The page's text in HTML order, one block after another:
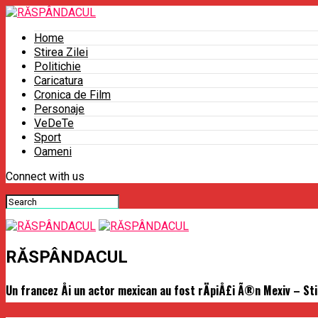
Home
Stirea Zilei
Politichie
Caricatura
Cronica de Film
Personaje
VeDeTe
Sport
Oameni
Connect with us
RĂSPÂNDACUL
Un francez Åi un actor mexican au fost rÄpiÅ£i Ã®n Mexiv –